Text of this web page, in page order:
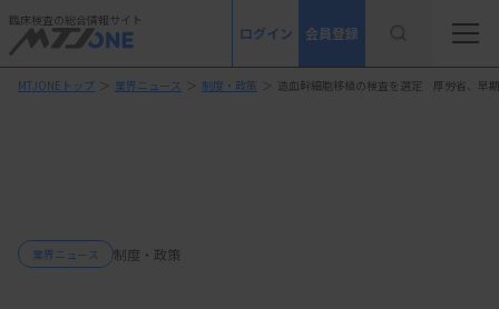
臨床検査の総合情報サイト
ログイン 会員登録
MTJONEトップ ＞ 業界ニュース ＞ 制度・政策 ＞ 造血幹細胞移植の検査を選定 厚労省、早
業界ニュース 制度・政策